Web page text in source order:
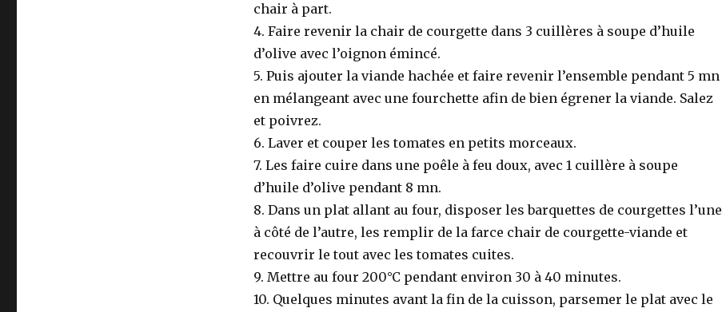
chair à part.
4. Faire revenir la chair de courgette dans 3 cuillères à soupe d’huile
d’olive avec l’oignon émincé.
5. Puis ajouter la viande hachée et faire revenir l’ensemble pendant 5 mn
en mélangeant avec une fourchette afin de bien égrener la viande. Salez
et poivrez.
6. Laver et couper les tomates en petits morceaux.
7. Les faire cuire dans une poêle à feu doux, avec 1 cuillère à soupe
d’huile d’olive pendant 8 mn.
8. Dans un plat allant au four, disposer les barquettes de courgettes l’une
à côté de l’autre, les remplir de la farce chair de courgette-viande et
recouvrir le tout avec les tomates cuites.
9. Mettre au four 200°C pendant environ 30 à 40 minutes.
10. Quelques minutes avant la fin de la cuisson, parsemer le plat avec le